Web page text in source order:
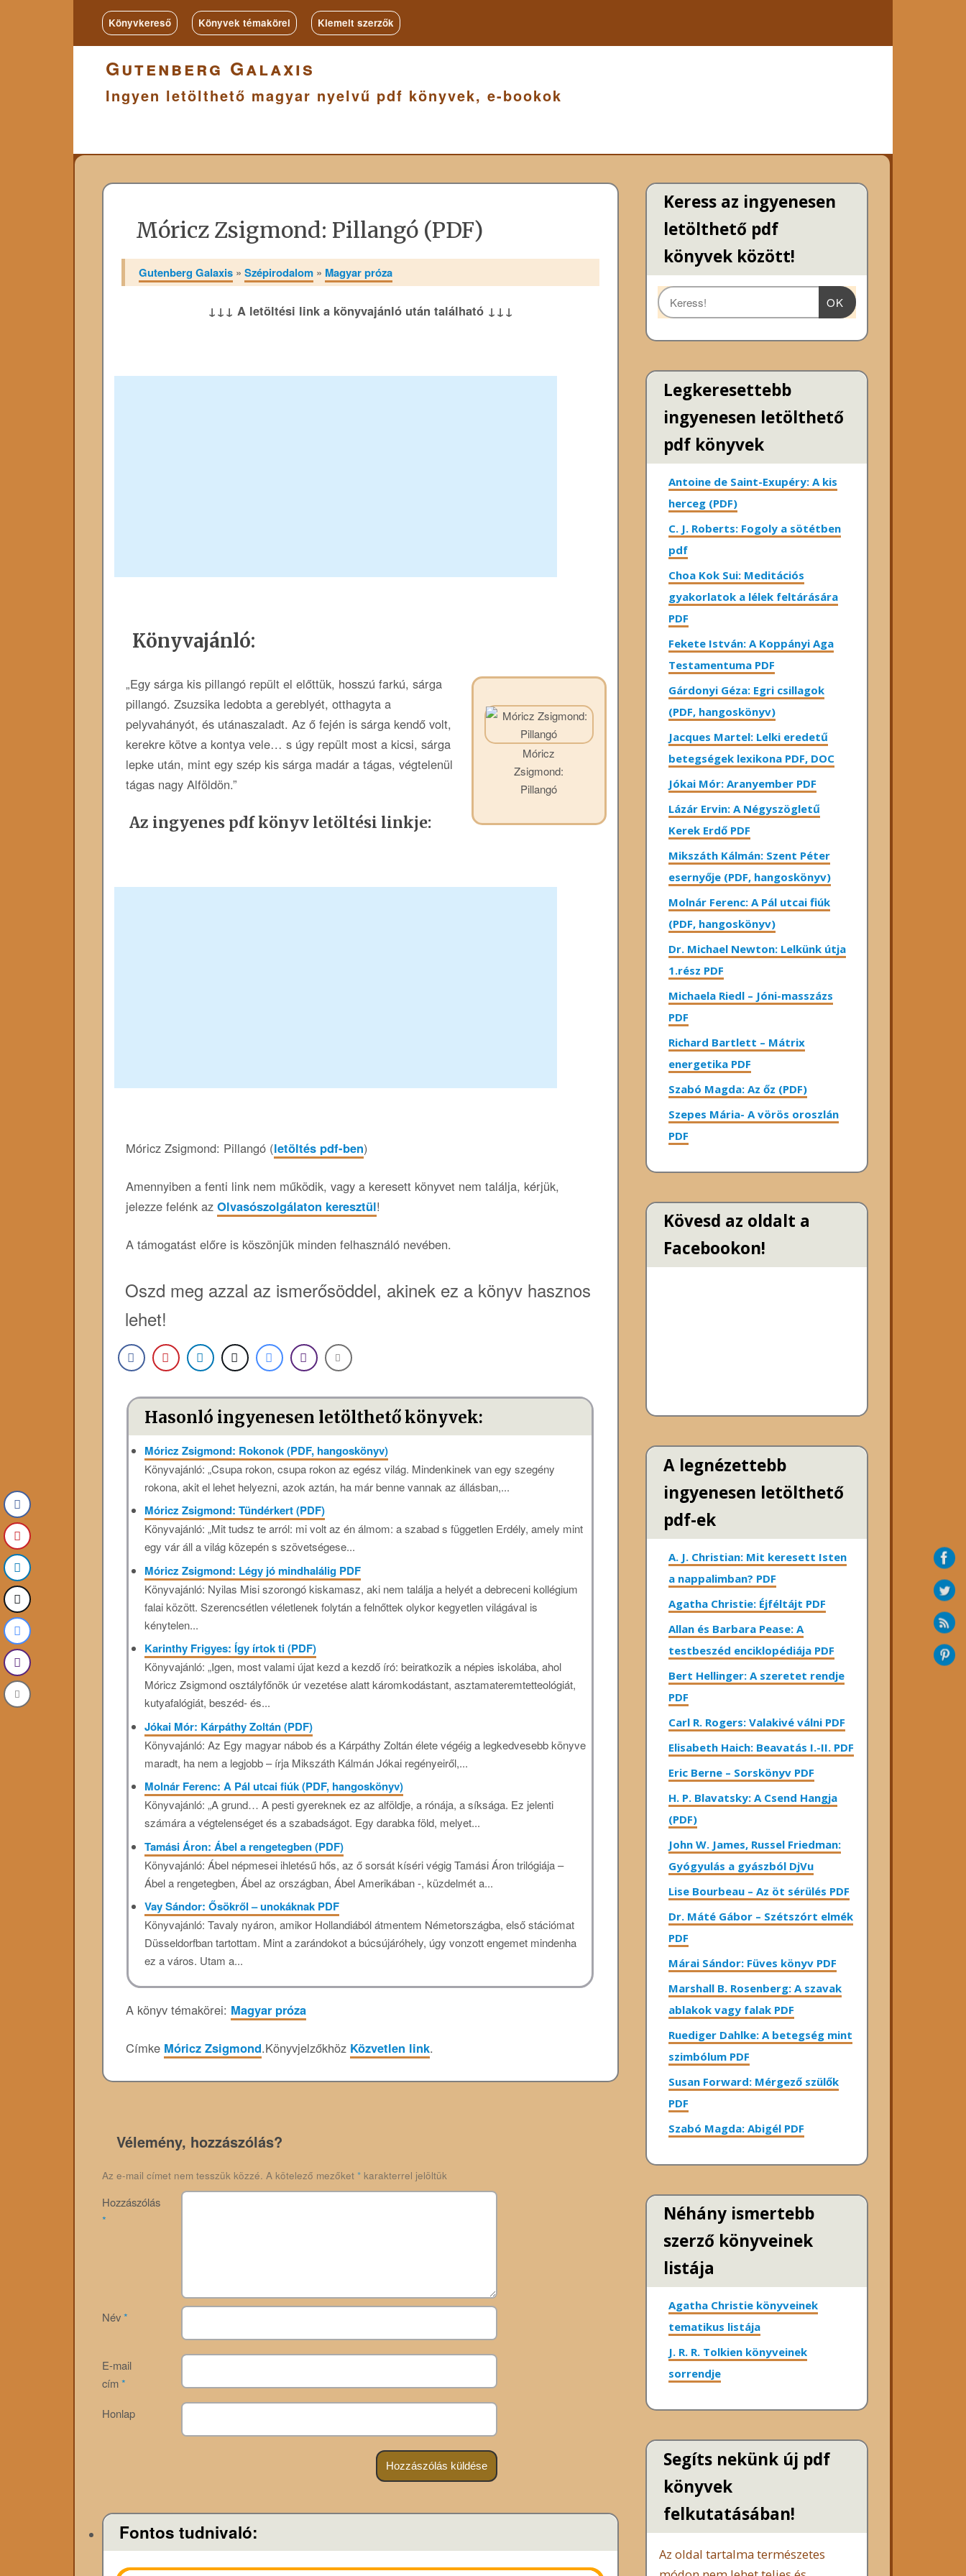
Könyvkereső Könyvek témakörei Kiemelt szerzők
Gutenberg Galaxis
Ingyen letölthető magyar nyelvű pdf könyvek, e-bookok
Móricz Zsigmond: Pillangó (PDF)
Gutenberg Galaxis »Szépirodalom » Magyar próza
↓↓↓ A letöltési link a könyvajánló után található ↓↓↓
Könyvajánló:
Móricz
Zsigmond:
Pillangó
„Egy sárga kis pillangó repült el előttük, hosszú farkú, sárga
pillangó. Zsuzsika ledobta a gereblyét, otthagyta a
pelyvahányót, és utánaszaladt. Az ő fején is sárga kendő volt,
kerekre kötve a kontya vele… s úgy repült most a kicsi, sárga
lepke után, mint egy szép kis sárga madár a tágas, végtelenül
tágas nagy Alföldön.”
Az ingyenes pdf könyv letöltési linkje:
Móricz Zsigmond: Pillangó (letöltés pdf-ben)
Amennyiben a fenti link nem működik, vagy a keresett könyvet nem találja, kérjük,
jelezze felénk az Olvasószolgálaton keresztül!
A támogatást előre is köszönjük minden felhasználó nevében.
Oszd meg azzal az ismerősöddel, akinek ez a könyv hasznos
lehet!
Hasonló ingyenesen letölthető könyvek:
Móricz Zsigmond: Rokonok (PDF, hangoskönyv)
Könyvajánló: „Csupa rokon, csupa rokon az egész világ. Mindenkinek van egy szegény
rokona, akit el lehet helyezni, azok aztán, ha már benne vannak az állásban,...
Móricz Zsigmond: Tündérkert (PDF)
Könyvajánló: „Mit tudsz te arról: mi volt az én álmom: a szabad s független Erdély, amely mint
egy vár áll a világ közepén s szövetségese...
Móricz Zsigmond: Légy jó mindhalálig PDF
Könyvajánló: Nyilas Misi szorongó kiskamasz, aki nem találja a helyét a debreceni kollégium
falai között. Szerencsétlen véletlenek folytán a felnőttek olykor kegyetlen világával is
kénytelen...
Karinthy Frigyes: Így írtok ti (PDF)
Könyvajánló: „Igen, most valami újat kezd a kezdő író: beiratkozik a népies iskolába, ahol
Móricz Zsigmond osztályfőnök úr vezetése alatt káromkodástant, asztamateremtetteológiát,
kutyafalógiát, beszéd- és...
Jókai Mór: Kárpáthy Zoltán (PDF)
Könyvajánló: Az Egy magyar nábob és a Kárpáthy Zoltán élete végéig a legkedvesebb könyve
maradt, ha nem a legjobb – írja Mikszáth Kálmán Jókai regényeiről,...
Molnár Ferenc: A Pál utcai fiúk (PDF, hangoskönyv)
Könyvajánló: „A grund… A pesti gyereknek ez az alföldje, a rónája, a síksága. Ez jelenti
számára a végtelenséget és a szabadságot. Egy darabka föld, melyet...
Tamási Áron: Ábel a rengetegben (PDF)
Könyvajánló: Ábel népmesei ihletésű hős, az ő sorsát kíséri végig Tamási Áron trilógiája –
Ábel a rengetegben, Ábel az országban, Ábel Amerikában -, küzdelmét a...
Vay Sándor: Ősökről – unokáknak PDF
Könyvajánló: Tavaly nyáron, amikor Hollandiából átmentem Németországba, első stációmat
Düsseldorfban tartottam. Mint a zarándokot a búcsújáróhely, úgy vonzott engemet mindenha
ez a város. Utam a...
A könyv témakörei: Magyar próza
Címke Móricz Zsigmond.Könyvjelzőkhöz Közvetlen link.
Vélemény, hozzászólás?
Az e-mail címet nem tesszük közzé. A kötelező mezőket *karakterrel jelöltük
Hozzászólás
*
Név*
E-mail
cím*
Honlap
Fontos tudnivaló:
Keress az ingyenesen
letölthető pdf
könyvek között!
OK
Legkeresettebb
ingyenesen letölthető
pdf könyvek
Antoine de Saint-Exupéry: A kis
herceg (PDF)
C. J. Roberts: Fogoly a sötétben
pdf
Choa Kok Sui: Meditációs
gyakorlatok a lélek feltárására
PDF
Fekete István: A Koppányi Aga
Testamentuma PDF
Gárdonyi Géza: Egri csillagok
(PDF, hangoskönyv)
Jacques Martel: Lelki eredetű
betegségek lexikona PDF, DOC
Jókai Mór: Aranyember PDF
Lázár Ervin: A Négyszögletű
Kerek Erdő PDF
Mikszáth Kálmán: Szent Péter
esernyője (PDF, hangoskönyv)
Molnár Ferenc: A Pál utcai fiúk
(PDF, hangoskönyv)
Dr. Michael Newton: Lelkünk útja
1.rész PDF
Michaela Riedl – Jóni-masszázs
PDF
Richard Bartlett – Mátrix
energetika PDF
Szabó Magda: Az őz (PDF)
Szepes Mária- A vörös oroszlán
PDF
Kövesd az oldalt a
Facebookon!
A legnézettebb
ingyenesen letölthető
pdf-ek
A. J. Christian: Mit keresett Isten
a nappalimban? PDF
Agatha Christie: Éjféltájt PDF
Allan és Barbara Pease: A
testbeszéd enciklopédiája PDF
Bert Hellinger: A ​szeretet rendje
PDF
Carl R. Rogers: Valakivé válni PDF
Elisabeth Haich: Beavatás I.-II. PDF
Eric Berne – Sorskönyv PDF
H. P. Blavatsky: A Csend Hangja
(PDF)
John W. James, Russel Friedman:
Gyógyulás a gyászból DjVu
Lise Bourbeau – Az öt sérülés PDF
Dr. Máté Gábor – Szétszórt elmék
PDF
Márai Sándor: Füves könyv PDF
Marshall B. Rosenberg: A szavak
ablakok vagy falak PDF
Ruediger Dahlke: A betegség mint
szimbólum PDF
Susan Forward: Mérgező szülők
PDF
Szabó Magda: Abigél PDF
Néhány ismertebb
szerző könyveinek
listája
Agatha Christie könyveinek
tematikus listája
J. R. R. Tolkien könyveinek
sorrendje
Segíts nekünk új pdf
könyvek
felkutatásában!
Az oldal tartalma természetes